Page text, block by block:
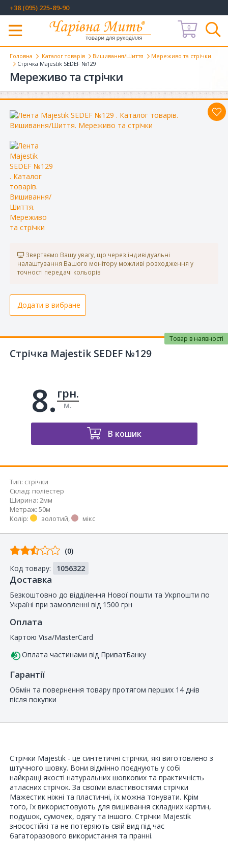
+38 (095) 225-89-90
Меню
0
Головна Каталог товарів Вишивання/Шиття
Мереживо та стрічки
Стрічка Majestik SEDEF №129
Мереживо та стрічки
Звертаємо Вашу увагу, що через індивідуальні
налаштування Вашого монітору можливі розходження у
точності передачі кольорів
Додати в вибране
Стрічка Majestik SEDEF №129
Товар в наявності
8. грн.
м.
В кошик
Тип: стрічки
Склад: поліестер
Ширина: 2мм
Метраж: 50м
Колір: золотий, мікс
Відгуків
покупців
(0)
Код товару:
1056322
Доставка
Безкоштовно до відділення Нової пошти та Укрпошти по
Україні при замовленні від 1500 грн
Оплата
Картою Visa/MasterCard
Оплата частинами від ПриватБанку
Гарантії
Обмін та повернення товару протягом перших 14 днів
після покупки
Стрічки Majestik - це синтетичні стрічки, які виготовлено з
штучного шовку. Вони відмінно поєднують у собі
найкращі якості натуральних шовкових та практичність
атласних стрічок. За своїми властивостями стрічки
Мажестик ніжні та пластичні, їх можна тонувати. Крім
того, їх використовують для вишивання складних картин,
подушок, сумочек, одягу та іншого. Стрічки Majestik
зносостійкі та не потеряють свій вид під час
багаторазового використання та пранні.